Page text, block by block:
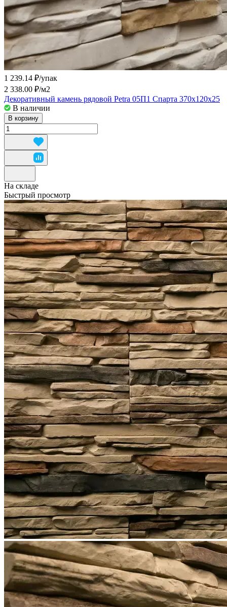
1 239.14 ₽/упак
2 338.00 ₽/м2
Декоративный камень рядовой Petra 05П1 Спарта 370х120х25
В наличии
В корзину
На складе
Быстрый просмотр